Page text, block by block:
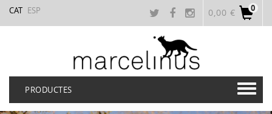
CAT ESP 0
0,00 €
PRODUCTES